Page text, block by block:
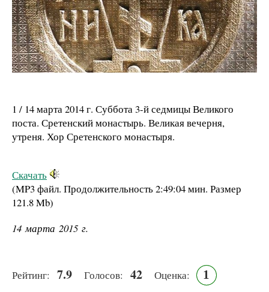
1 / 14 марта 2014 г. Суббота 3-й седмицы Великого
поста. Сретенский монастырь. Великая вечерня,
утреня. Хор Сретенского монастыря.
Скачать
(MP3 файл. Продолжительность2:49:04 мин. Размер
121.8 Mb)
14 марта 2015 г.
Рейтинг: 7.9 Голосов: 42 Оценка: 1